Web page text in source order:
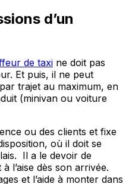
d’un
de taxi ne doit pas
Et puis, il ne peut
trajet au maximum, en
(minivan ou voiture
ou des clients et fixe
où il doit se
Il a le devoir de
l’aise dès son arrivée.
et l’aide à monter dans